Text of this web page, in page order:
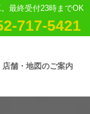
最終受付23時までOK
717-5421
店舗・地図のご案内